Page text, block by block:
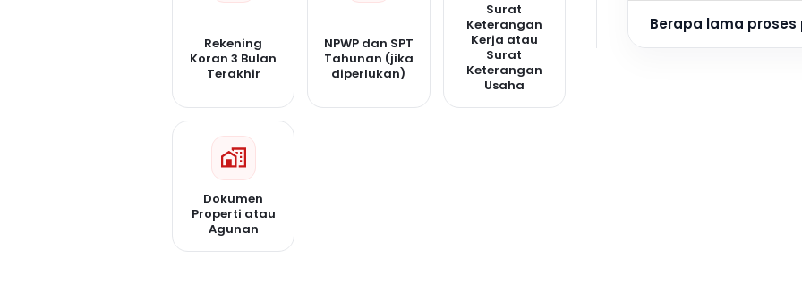
Rekening
Koran 3 Bulan
Terakhir
NPWP dan SPT
Tahunan (jika
diperlukan)
Surat
Keterangan
Kerja atau
Surat
Keterangan
Usaha
Dokumen
Properti atau
Agunan
Berapa lama proses